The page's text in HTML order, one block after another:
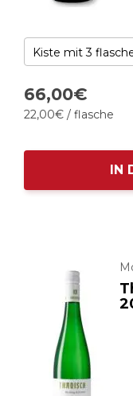
66,00€
22,00€ / flasche
IN